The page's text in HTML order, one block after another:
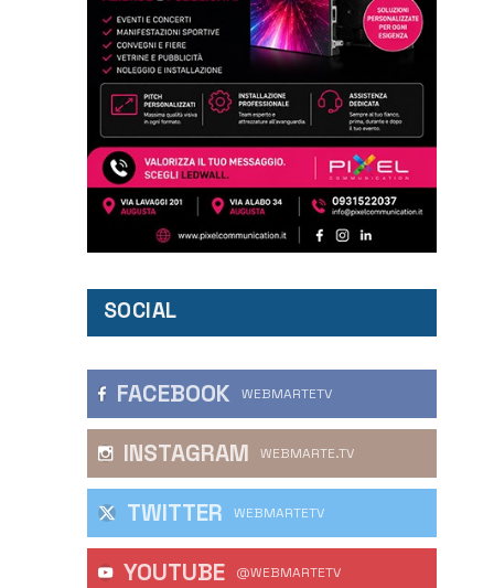
SOCIAL
FACEBOOK WEBMARTETV
INSTAGRAM WEBMARTE.TV
TWITTER WEBMARTETV
YOUTUBE @WEBMARTETV